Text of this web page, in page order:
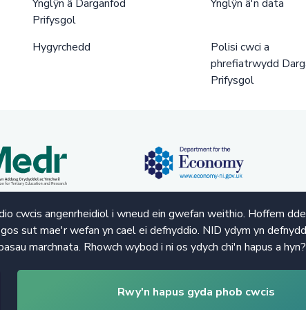
cwcis angenrheidiol i wneud ein gwefan weithio. Hoffem
sut mae'r wefan yn cael ei defnyddio. NID ydym yn
marchnata. Rhowch wybod i ni os ydych chi'n hapus a hyn?
Rwy'n hapus gyda phob cwcis
Ynglŷn â Darganfod
Prifysgol
Ynglŷn â'n data
Hygyrchedd
Polisi cwci a
phrefiatrwydd
Prifysgol